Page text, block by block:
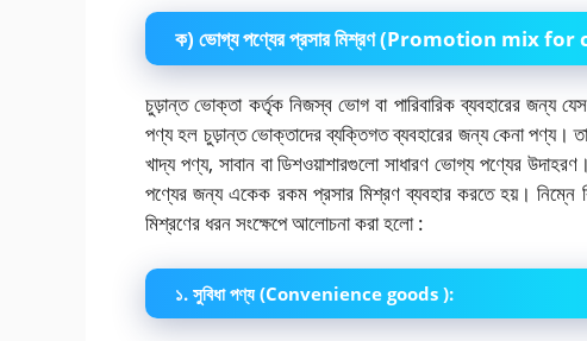
ক) ভোগ্য পণ্যের প্রসার মিশ্রণ (Promotion mix
চুড়ান্ত ভোক্তা কর্তৃক নিজস্ব ভোগ বা পারিবারিক ব্যবহারের
পণ্য হল চুড়ান্ত ভোক্তাদের ব্যক্তিগত ব্যবহারের জন্য কেনা
খাদ্য পণ্য, সাবান বা ডিশওয়াশারগুলো সাধারণ ভোগ্য পণ্যের
পণ্যের জন্য একেক রকম প্রসার মিশ্রণ ব্যবহার করতে হয়। নিম্নে
মিশ্রণের ধরন সংক্ষেপে আলোচনা করা হলো :
১. সুবিধা পণ্য (Convenience goods ):